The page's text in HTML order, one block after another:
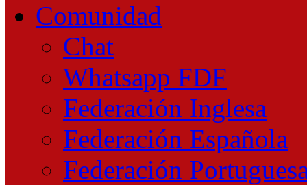
Comunidad
Chat
Whatsapp FDF
Federación Inglesa
Federación Española
Federación